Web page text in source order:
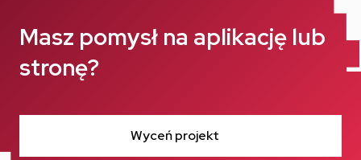
Masz pomysł na aplikację lub
stronę?
Wyceń projekt